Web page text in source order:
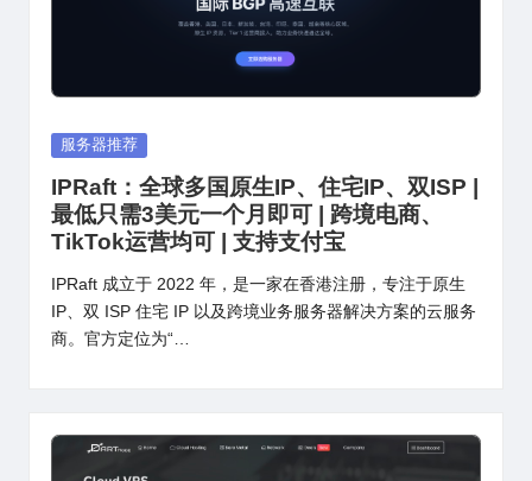
Posted
服务器推荐
IPRaft：全球多国原生IP、住宅IP、双ISP |
最低只需3美元一个月即可 | 跨境电商、
TikTok运营均可 | 支持支付宝
IPRaft 成立于 2022 年，是一家在香港注册，专注于原生
IP、双 ISP 住宅 IP 以及跨境业务服务器解决方案的云服务
商。官方定位为“…